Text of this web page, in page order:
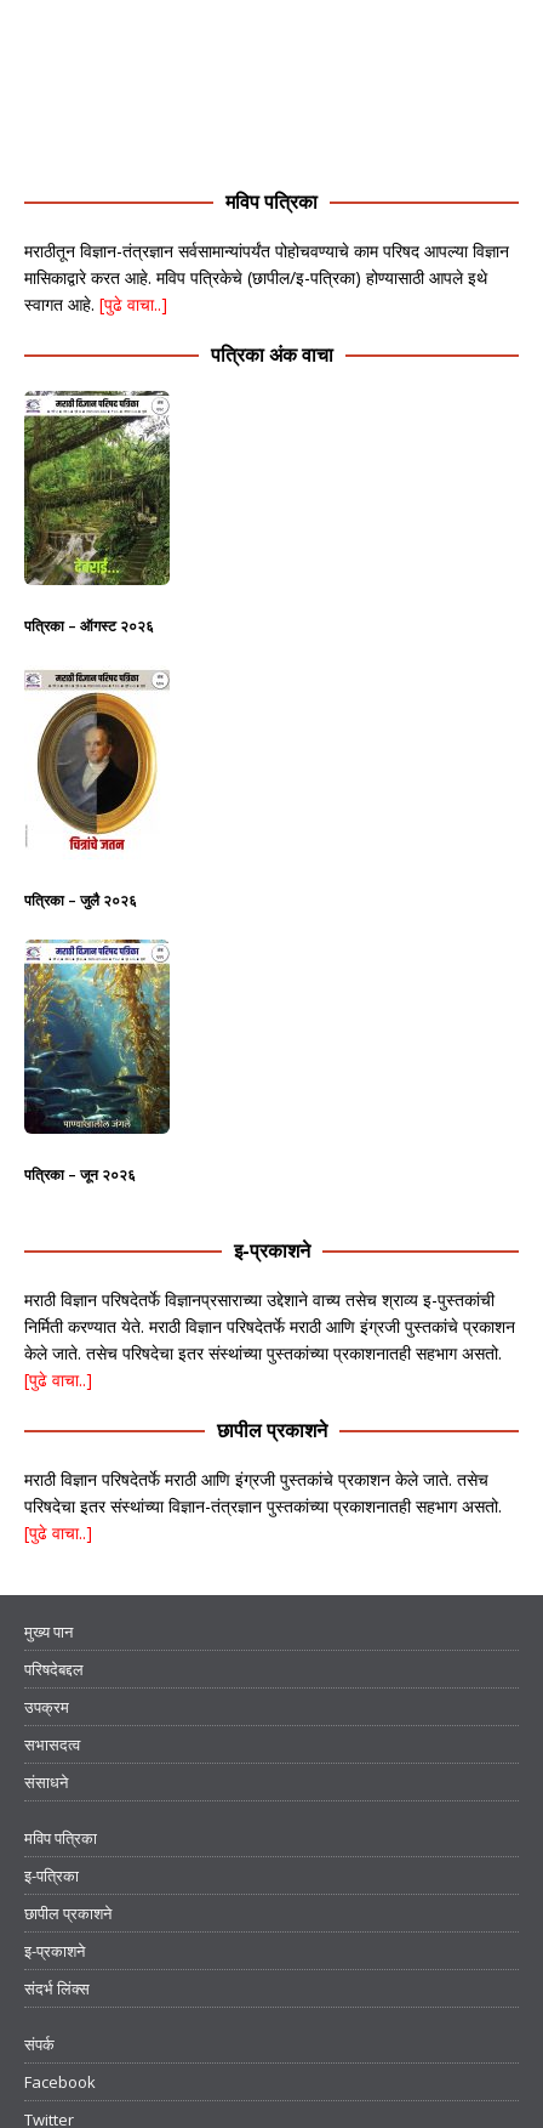
मविप पत्रिका
मराठीतून विज्ञान-तंत्रज्ञान सर्वसामान्यांपर्यंत पोहोचवण्याचे काम परिषद आपल्या विज्ञान
मासिकाद्वारे करत आहे. मविप पत्रिकेचे (छापील/इ-पत्रिका) होण्यासाठी आपले इथे
स्वागत आहे. [पुढे वाचा..]
पत्रिका अंक वाचा
पत्रिका – ऑगस्ट २०२६
पत्रिका – जुलै २०२६
पत्रिका – जून २०२६
इ-प्रकाशने
मराठी विज्ञान परिषदेतर्फे विज्ञानप्रसाराच्या उद्देशाने वाच्य तसेच श्राव्य इ-पुस्तकांची
निर्मिती करण्यात येते. मराठी विज्ञान परिषदेतर्फे मराठी आणि इंग्रजी पुस्तकांचे प्रकाशन
केले जाते. तसेच परिषदेचा इतर संस्थांच्या पुस्तकांच्या प्रकाशनातही सहभाग असतो.
[पुढे वाचा..]
छापील प्रकाशने
मराठी विज्ञान परिषदेतर्फे मराठी आणि इंग्रजी पुस्तकांचे प्रकाशन केले जाते. तसेच
परिषदेचा इतर संस्थांच्या विज्ञान-तंत्रज्ञान पुस्तकांच्या प्रकाशनातही सहभाग असतो.
[पुढे वाचा..]
मुख्य पान
परिषदेबद्दल
उपक्रम
सभासदत्व
संसाधने
मविप पत्रिका
इ-पत्रिका
छापील प्रकाशने
इ-प्रकाशने
संदर्भ लिंक्स
संपर्क
Facebook
Twitter